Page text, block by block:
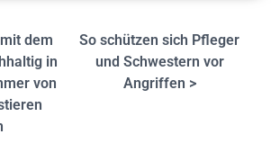
dem
in
von
So schützen sich Pfleger
und Schwestern vor
Angriffen >